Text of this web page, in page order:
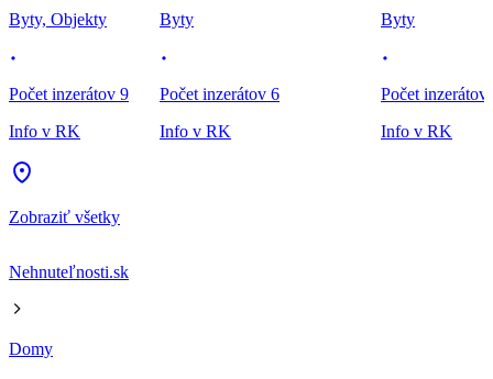
Byty, Objekty
Počet inzerátov 9
Info v RK
Byty
Počet inzerátov 6
Info v RK
Byty
Počet inzerátov
Info v RK
Zobraziť všetky
Nehnuteľnosti.sk
Domy